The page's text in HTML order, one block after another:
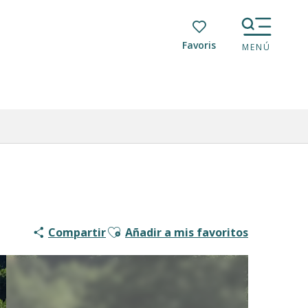
Voir les favoris
MENÚ
CompartirAjouter aux favoris
Añadir a mis favoritos